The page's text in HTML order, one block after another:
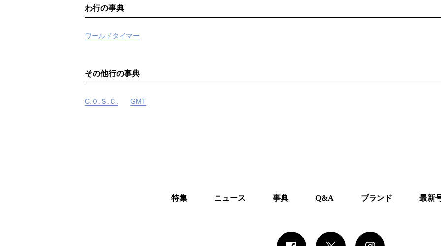
わ行の事典
ワールドタイマー
その他行の事典
C.Ｏ.Ｓ.Ｃ. GMT
特集 ニュース 事典 Q&A ブランド 最新